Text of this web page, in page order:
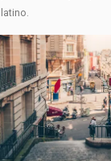
latino.